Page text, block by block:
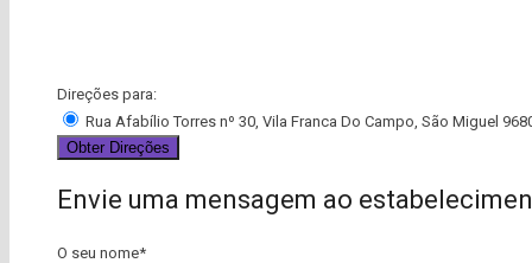
Direções para:
Rua Afabílio Torres nº 30, Vila Franca Do Campo, São Miguel
Envie uma mensagem ao
O seu nome*